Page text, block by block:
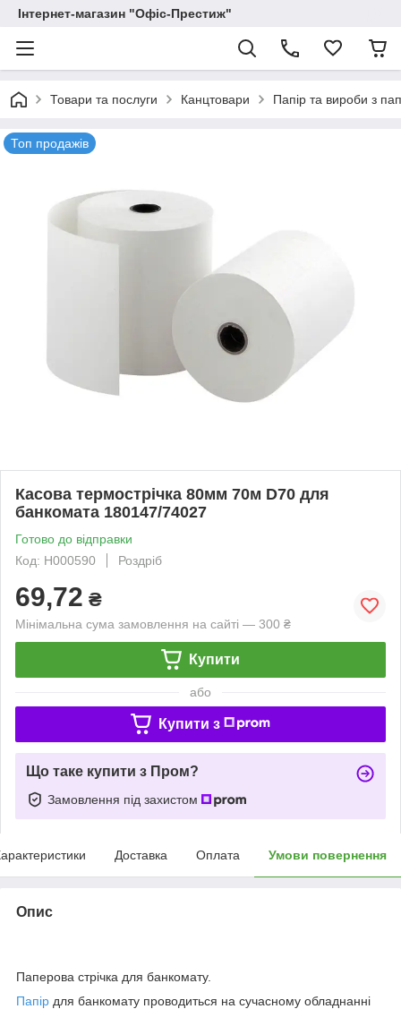
Інтернет-магазин "Офіс-Престиж"
Товари та послуги Канцтовари Папір та вироби з
Топ продажів
Касова термострічка 80мм 70м D70 для
банкомата 180147/74027
Готово до відправки
Код: H000590
Роздріб
69,72 ₴
Мінімальна сума замовлення на сайті — 300 ₴
Купити
або
Купити з
Що таке купити з Пром?
Замовлення під захистом
Доставка Оплата Умови повернення
Опис
Паперова стрічка для банкомату.
Папір для банкомату проводиться на сучасному обладнанні